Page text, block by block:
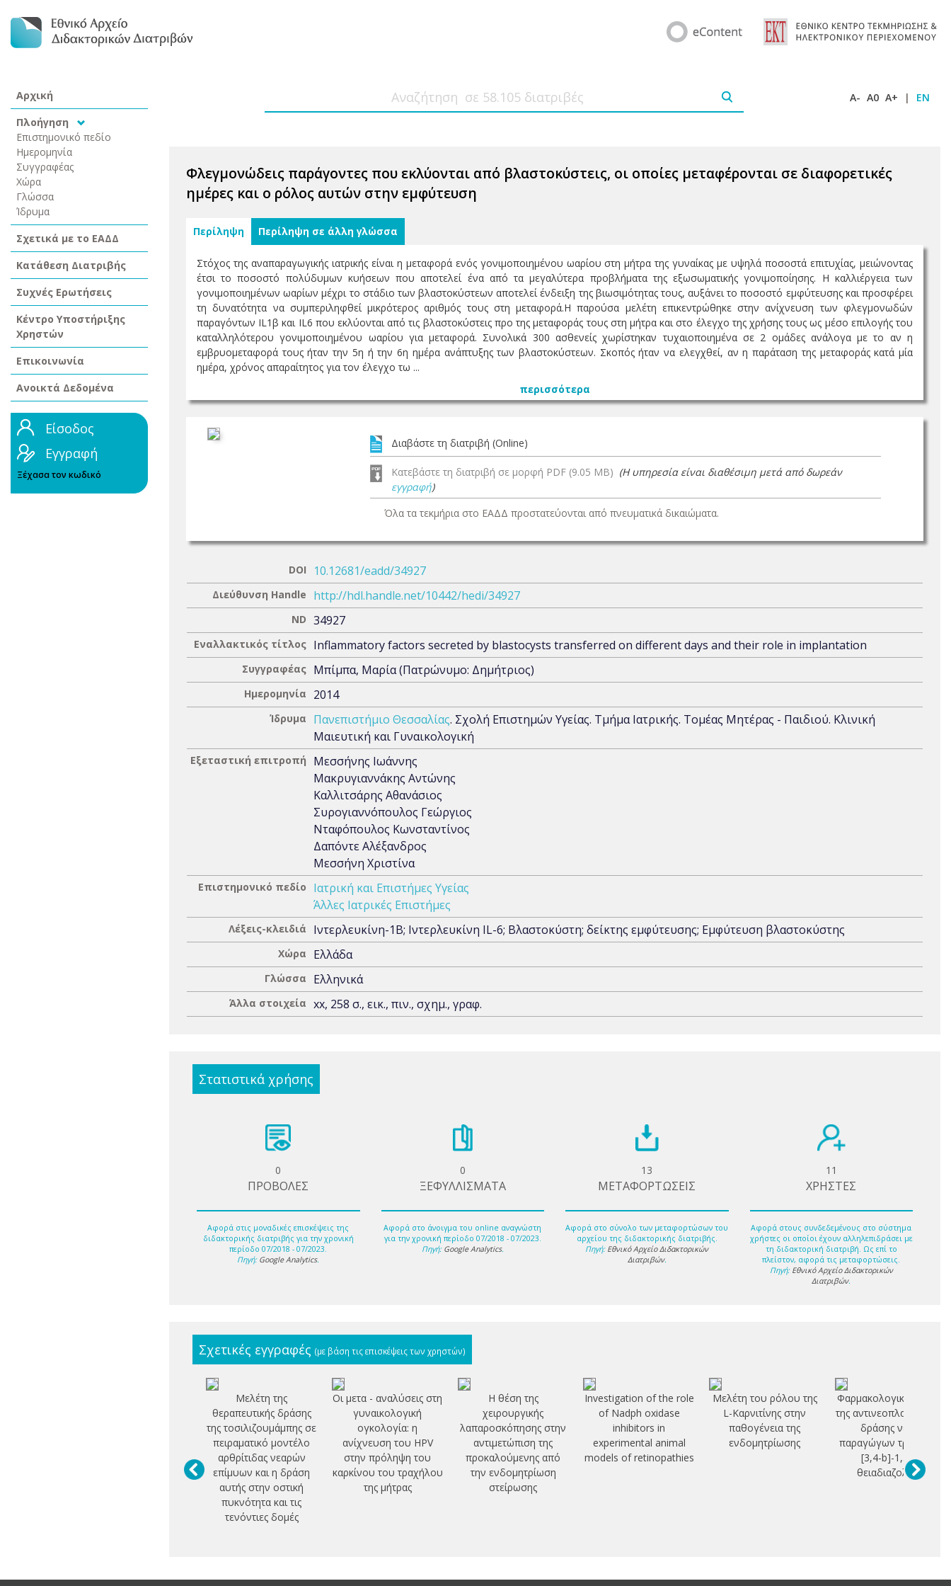
Αρχική
Πλοήγηση
Επιστημονικό πεδίο
Ημερομηνία
Συγγραφέας
Χώρα
Γλώσσα
Ίδρυμα
Σχετικά με το ΕΑΔΔ
Κατάθεση Διατριβής
Συχνές Ερωτήσεις
Κέντρο Υποστήριξης
Χρηστών
Επικοινωνία
Ανοικτά Δεδομένα
Είσοδος
Εγγραφή
Ξέχασα τον κωδικό
A- A0 A+ | EN
Φλεγμονώδεις παράγοντες που εκλύονται από βλαστοκύστεις, οι οποίες μεταφέρονται σε διαφορετικές
ημέρες και ο ρόλος αυτών στην εμφύτευση
Περίληψη Περίληψη σε άλλη γλώσσα
Στόχος της αναπαραγωγικής ιατρικής είναι η μεταφορά ενός γονιμοποιημένου ωαρίου στη μήτρα της γυναίκας με υψηλά ποσοστά επιτυχίας, μειώνοντας
έτσι το ποσοστό πολύδυμων κυήσεων που αποτελεί ένα από τα μεγαλύτερα προβλήματα της εξωσωματικής γονιμοποίησης. Η καλλιέργεια των
γονιμοποιημένων ωαρίων μέχρι το στάδιο των βλαστοκύστεων αποτελεί ένδειξη της βιωσιμότητας τους, αυξάνει το ποσοστό εμφύτευσης και προσφέρει
τη δυνατότητα να συμπεριληφθεί μικρότερος αριθμός τους στη μεταφορά.Η παρούσα μελέτη επικεντρώθηκε στην ανίχνευση των φλεγμονωδών
παραγόντων IL1β και IL6 που εκλύονται από τις βλαστοκύστεις προ της μεταφοράς τους στη μήτρα και στο έλεγχο της χρήσης τους ως μέσο επιλογής του
καταλληλότερου γονιμοποιημένου ωαρίου για μεταφορά. Συνολικά 300 ασθενείς χωρίστηκαν τυχαιοποιημένα σε 2 ομάδες ανάλογα με το αν η
εμβρυομεταφορά τους ήταν την 5η ή την 6η ημέρα ανάπτυξης των βλαστοκύστεων. Σκοπός ήταν να ελεγχθεί, αν η παράταση της μεταφοράς κατά μία
ημέρα, χρόνος απαραίτητος για τον έλεγχο τω ...
περισσότερα
Διαβάστε τη διατριβή (Online)
Κατεβάστε τη διατριβή σε μορφή PDF (9.05 MB) (Η υπηρεσία είναι διαθέσιμη μετά από δωρεάν
εγγραφή)
Όλα τα τεκμήρια στο ΕΑΔΔ προστατεύονται από πνευματικά δικαιώματα.
DOI 10.12681/eadd/34927
Διεύθυνση Handle http://hdl.handle.net/10442/hedi/34927
ND 34927
Εναλλακτικός τίτλος Inflammatory factors secreted by blastocysts transferred on different days and their role in implantation
Συγγραφέας Μπίμπα, Μαρία (Πατρώνυμο: Δημήτριος)
Ημερομηνία 2014
Ίδρυμα Πανεπιστήμιο Θεσσαλίας. Σχολή Επιστημών Υγείας. Τμήμα Ιατρικής. Τομέας Μητέρας - Παιδιού. Κλινική
Μαιευτική και Γυναικολογική
Εξεταστική επιτροπή
Μεσσήνης Ιωάννης
Μακρυγιαννάκης Αντώνης
Καλλιτσάρης Αθανάσιος
Συρογιαννόπουλος Γεώργιος
Νταφόπουλος Κωνσταντίνος
Δαπόντε Αλέξανδρος
Μεσσήνη Χριστίνα
Επιστημονικό πεδίο
Ιατρική και Επιστήμες Υγείας
Άλλες Ιατρικές Επιστήμες
Λέξεις-κλειδιά Ιντερλευκίνη-1Β; Ιντερλευκίνη IL-6; Βλαστοκύστη; δείκτης εμφύτευσης; Εμφύτευση βλαστοκύστης
Χώρα Ελλάδα
Γλώσσα Ελληνικά
Άλλα στοιχεία xx, 258 σ., εικ., πιν., σχημ., γραφ.
Στατιστικά χρήσης
0
ΠΡΟΒΟΛΕΣ
Αφορά στις μοναδικές επισκέψεις της
διδακτορικής διατριβής για την χρονική
περίοδο 07/2018 - 07/2023.
Πηγή: Google Analytics.
0
ΞΕΦΥΛΛΙΣΜΑΤΑ
Αφορά στο άνοιγμα του online αναγνώστη
για την χρονική περίοδο 07/2018 - 07/2023.
Πηγή: Google Analytics.
13
ΜΕΤΑΦΟΡΤΩΣΕΙΣ
Αφορά στο σύνολο των μεταφορτώσων του
αρχείου της διδακτορικής διατριβής.
Πηγή: Εθνικό Αρχείο Διδακτορικών
Διατριβών.
11
ΧΡΗΣΤΕΣ
Αφορά στους συνδεδεμένους στο σύστημα
χρήστες οι οποίοι έχουν αλληλεπιδράσει με
τη διδακτορική διατριβή. Ως επί το
πλείστον, αφορά τις μεταφορτώσεις.
Πηγή: Εθνικό Αρχείο Διδακτορικών
Διατριβών.
Σχετικές εγγραφές (με βάση τις επισκέψεις των χρηστών)
Μελέτη της
θεραπευτικής δράσης
της τοσιλιζουμάμπης σε
πειραματικό μοντέλο
αρθρίτιδας νεαρών
επίμυων και η δράση
αυτής στην οστική
πυκνότητα και τις
τενόντιες δομές
Οι μετα - αναλύσεις στη
γυναικολογική
ογκολογία: η
ανίχνευση του HPV
στην πρόληψη του
καρκίνου του τραχήλου
της μήτρας
Η θέση της
χειρουργικής
λαπαροσκόπησης στην
αντιμετώπιση της
προκαλούμενης από
την ενδομητρίωση
στείρωσης
Investigation of the role
of Nadph oxidase
inhibitors in
experimental animal
models of retinopathies
Μελέτη του ρόλου της
L-Καρνιτίνης στην
παθογένεια της
ενδομητρίωσης
Φαρμακολογική μελέτη
της αντινεοπλασματικής
δράσης νέων
παραγώγων τριαζολο-
[3,4-b]-1,3,4-
θειαδιαζολίων